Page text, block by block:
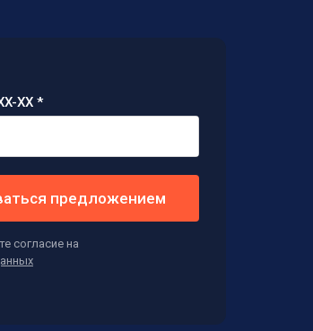
XX *
предложением
согласие на